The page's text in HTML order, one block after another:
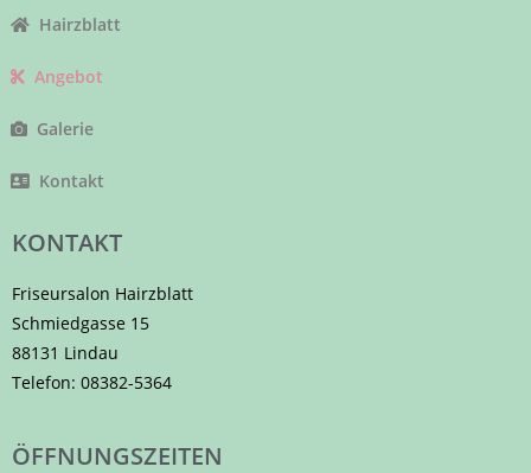
Hairzblatt
Angebot
Galerie
Kontakt
KONTAKT
Friseursalon Hairzblatt
Schmiedgasse 15
88131 Lindau
Telefon: 08382-5364
ÖFFNUNGSZEITEN